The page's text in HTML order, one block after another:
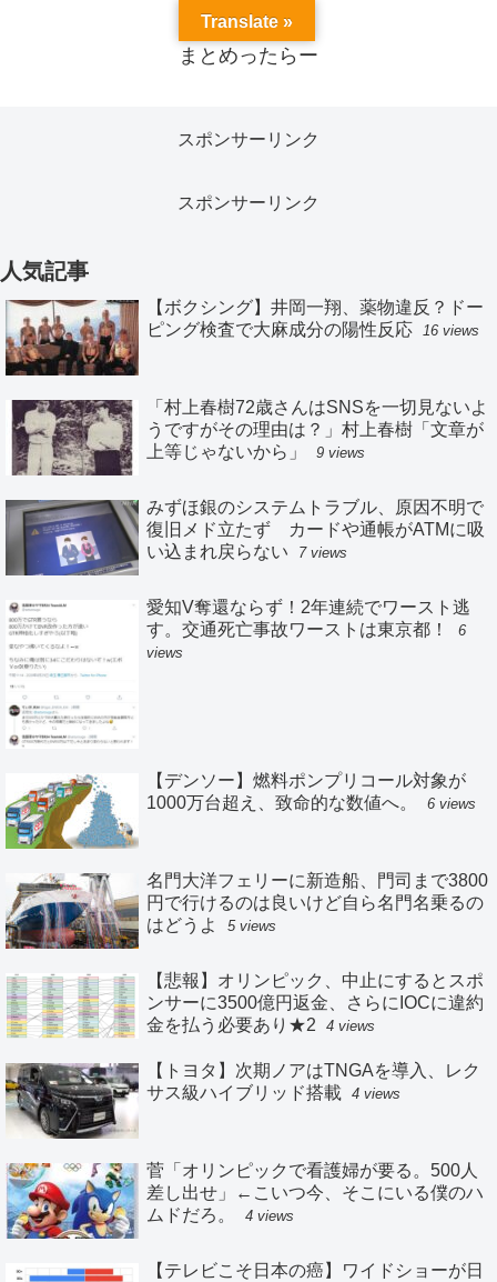
まとめったらー
スポンサーリンク
スポンサーリンク
人気記事
【ボクシング】井岡一翔、薬物違反？ドー
ピング検査で大麻成分の陽性反応
16 views
「村上春樹72歳さんはSNSを一切見ないよ
うですがその理由は？」村上春樹「文章が
上等じゃないから」
9 views
みずほ銀のシステムトラブル、原因不明で
復旧メド立たず カードや通帳がATMに吸
い込まれ戻らない
7 views
愛知V奪還ならず！2年連続でワースト逃
す。交通死亡事故ワーストは東京都！
6
views
【デンソー】燃料ポンプリコール対象が
1000万台超え、致命的な数値へ。
6 views
名門大洋フェリーに新造船、門司まで3800
円で行けるのは良いけど自ら名門名乗るの
はどうよ
5 views
【悲報】オリンピック、中止にするとスポ
ンサーに3500億円返金、さらにIOCに違約
金を払う必要あり★2
4 views
【トヨタ】次期ノアはTNGAを導入、レク
サス級ハイブリッド搭載
4 views
菅「オリンピックで看護婦が要る。500人
差し出せ」←こいつ今、そこにいる僕のハ
ムドだろ。
4 views
【テレビこそ日本の癌】ワイドショーが日
Translate »